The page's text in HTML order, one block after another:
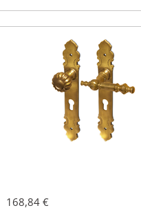
168,84 €